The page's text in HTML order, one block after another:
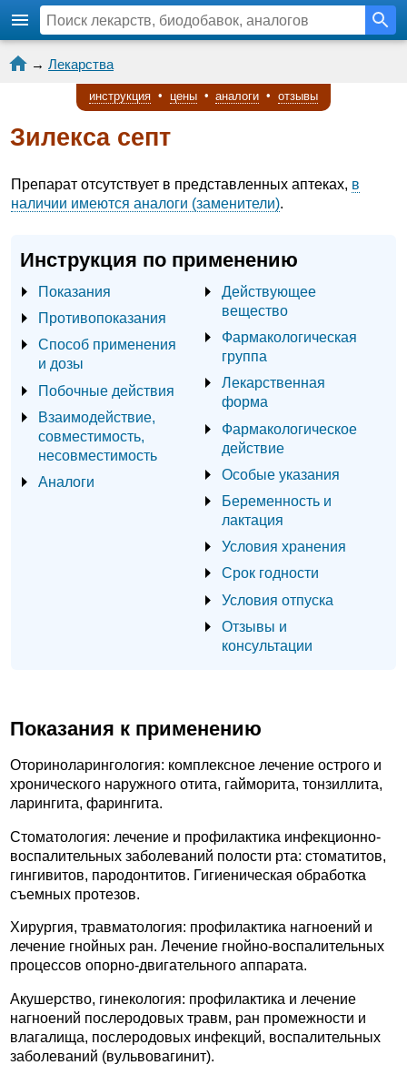
→ Лекарства
инструкция • цены • аналоги • отзывы
Зилекса септ
Препарат отсутствует в представленных аптеках, в
наличии имеются аналоги (заменители).
Инструкция по применению
Показания
Противопоказания
Способ применения
и дозы
Побочные действия
Взаимодействие,
совместимость,
несовместимость
Аналоги
Действующее
вещество
Фармакологическая
группа
Лекарственная
форма
Фармакологическое
действие
Особые указания
Беременность и
лактация
Условия хранения
Срок годности
Условия отпуска
Отзывы и
консультации
Показания к применению
Оториноларингология: комплексное лечение острого и
хронического наружного отита, гайморита, тонзиллита,
ларингита, фарингита.
Стоматология: лечение и профилактика инфекционно-
воспалительных заболеваний полости рта: стоматитов,
гингивитов, пародонтитов. Гигиеническая обработка
съемных протезов.
Хирургия, травматология: профилактика нагноений и
лечение гнойных ран. Лечение гнойно-воспалительных
процессов опорно-двигательного аппарата.
Акушерство, гинекология: профилактика и лечение
нагноений послеродовых травм, ран промежности и
влагалища, послеродовых инфекций, воспалительных
заболеваний (вульвовагинит).